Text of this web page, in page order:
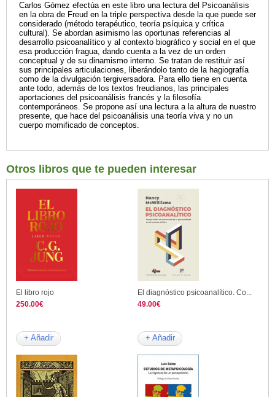
Carlos Gómez efectúa en este libro una lectura del Psicoanálisis
en la obra de Freud en la triple perspectiva desde la que puede ser
considerado (método terapéutico, teoría psíquica y crítica
cultural). Se abordan asimismo las oportunas referencias al
desarrollo psicoanalítico y al contexto biográfico y social en el que
esa producción fragua, dando cuenta a la vez de un orden
conceptual y de su dinamismo interno. Se tratan de restituir así
sus principales articulaciones, liberándolo tanto de la hagiografía
como de la divulgación tergiversadora. Para ello tiene en cuenta
ante todo, además de los textos freudianos, las principales
aportaciones del psicoanálisis francés y la filosofía
contemporáneos. Se propone así una lectura a la altura de nuestro
presente, que hace del psicoanálisis una teoría viva y no un
cuerpo momificado de conceptos.
Otros libros que te pueden interesar
El libro rojo
250.00€
+ Añadir
El diagnóstico psicoanalítico. Co...
49.00€
+ Añadir